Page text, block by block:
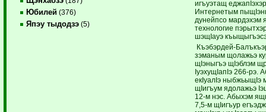
Юбилей (376)
Япэу тыдодзэ (5)
игъуэтащ еджапIэхэр
Интернетым
дунейпсо мардэхэм
технологие
шэщIауэ
Къэбэрдей-
зэманым щолажьэ
щIэныгъэ щIэблэм
IуэхущIапIэ 266-рэ.
екIуалIэ ныбжьыщIэ
щIигъум ядолажьэ
12-м нэс. Абыхэм
7,5-м щIигъур